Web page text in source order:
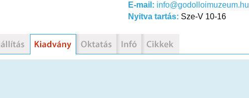
E-mail: info@godolloimuzeum.hu
Nyitva tartás: Sze-V 10-16